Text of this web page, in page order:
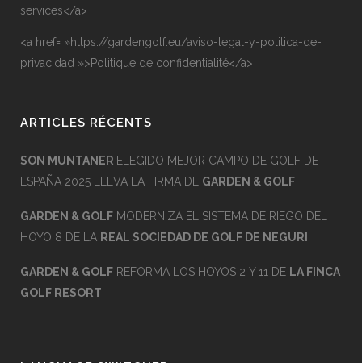
services</a>
<a href= »https://gardengolf.eu/aviso-legal-y-politica-de-
privacidad »>Politique de confidentialité</a>
ARTICLES RÉCENTS
SON MUNTANER ELEGIDO MEJOR CAMPO DE GOLF DE
ESPAÑA 2025 LLEVA LA FIRMA DE GARDEN & GOLF
GARDEN & GOLF MODERNIZA EL SISTEMA DE RIEGO DEL
HOYO 8 DE LA REAL SOCIEDAD DE GOLF DE NEGURI
GARDEN & GOLF REFORMA LOS HOYOS 2 Y 11 DE LA FINCA
GOLF RESORT